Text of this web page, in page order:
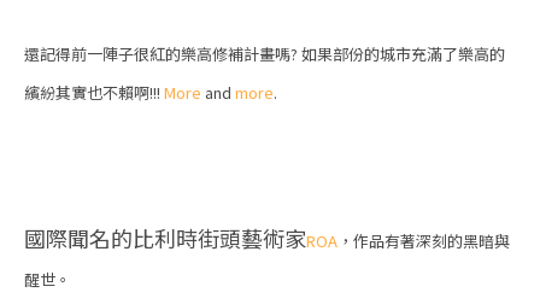
還記得前一陣子很紅的樂高修補計畫嗎? 如果部份的城市充滿了樂高的
繽紛其實也不賴啊!!! More and more.
國際聞名的比利時街頭藝術家ROA ，作品有著深刻的黑暗與
醒世。